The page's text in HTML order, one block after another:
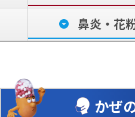
鼻炎・花
かぜ